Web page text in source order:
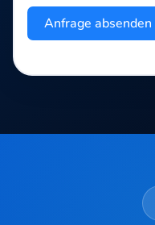
Anfrage absenden